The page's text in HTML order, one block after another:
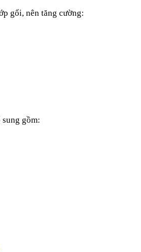
gối, nên tăng cường:
sung gồm: